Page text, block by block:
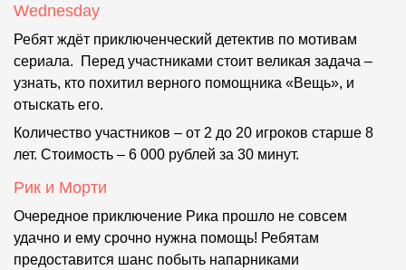
Wednesday
Ребят ждёт приключенческий детектив по мотивам
сериала. Перед участниками стоит великая задача –
узнать, кто похитил верного помощника «Вещь», и
отыскать его.
Количество участников – от 2 до 20 игроков старше 8
лет. Стоимость – 6 000 рублей за 30 минут.
Рик и Морти
Очередное приключение Рика прошло не совсем
удачно и ему срочно нужна помощь! Ребятам
предоставится шанс побыть напарниками